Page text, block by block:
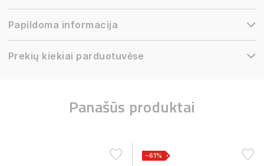
Papildoma informacija
Prekių kiekiai parduotuvėse
Panašūs produktai
−61%